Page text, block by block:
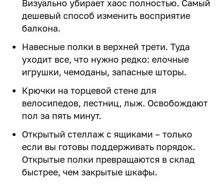
Визуально убирает хаос полностью. Самый
дешевый способ изменить восприятие
балкона.
Навесные полки в верхней трети. Туда
уходит все, что нужно редко: елочные
игрушки, чемоданы, запасные шторы.
Крючки на торцевой стене для
велосипедов, лестниц, лыж. Освобождают
пол за пять минут.
Открытый стеллаж с ящиками – только
если вы готовы поддерживать порядок.
Открытые полки превращаются в склад
быстрее, чем закрытые шкафы.